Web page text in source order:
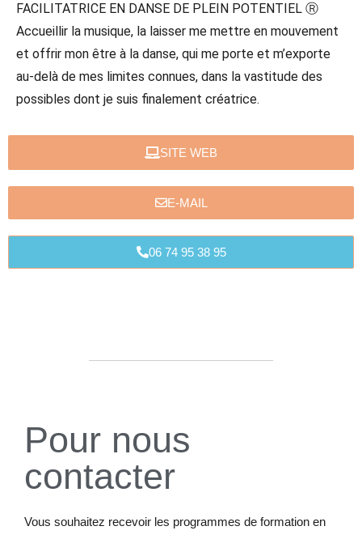
FACILITATRICE EN DANSE DE PLEIN POTENTIEL Ⓡ
Accueillir la musique, la laisser me mettre en mouvement
et offrir mon être à la danse, qui me porte et m’exporte
au-delà de mes limites connues, dans la vastitude des
possibles dont je suis finalement créatrice.
SITE WEB
E-MAIL
06 74 95 38 95
Pour nous
contacter
Vous souhaitez recevoir les programmes de formation en